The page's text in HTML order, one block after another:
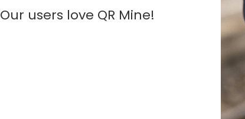
Our users love QR Mine!